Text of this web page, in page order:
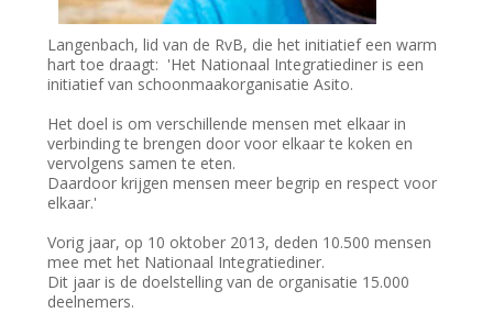
Langenbach, lid van de RvB, die het initiatief een warm
hart toe draagt: 'Het Nationaal Integratiediner is een
initiatief van schoonmaakorganisatie Asito.
Het doel is om verschillende mensen met elkaar in
verbinding te brengen door voor elkaar te koken en
vervolgens samen te eten.
Daardoor krijgen mensen meer begrip en respect voor
elkaar.'
Vorig jaar, op 10 oktober 2013, deden 10.500 mensen
mee met het Nationaal Integratiediner.
Dit jaar is de doelstelling van de organisatie 15.000
deelnemers.